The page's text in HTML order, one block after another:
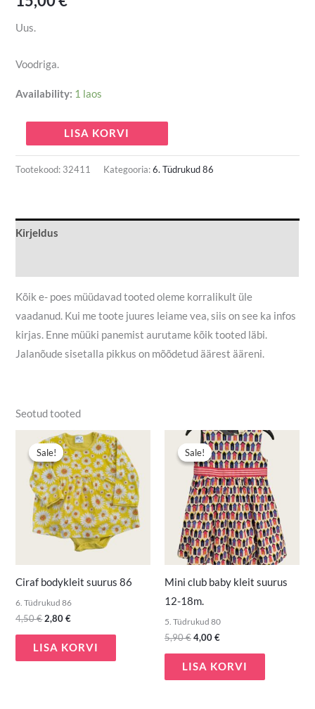
Uus.
Voodriga.
Availability: 1 laos
LISA KORVI
Tootekood: 32411 Kategooria:6. Tüdrukud 86
Kirjeldus
Kõik e- poes müüdavad tooted oleme korralikult üle
vaadanud. Kui me toote juures leiame vea, siis on see ka infos
kirjas. Enne müüki panemist aurutame kõik tooted läbi.
Jalanõude sisetalla pikkus on mõõdetud äärest ääreni.
Seotud tooted
Sale!
Sale!
Ciraf bodykleit suurus 86
6. Tüdrukud 86
4,50€
Algne
hind
oli:
4,50 €.
2,80€
Praegune
hind
on:
2,80 €.
LISA KORVI
Sale!
Sale!
Mini club baby kleit suurus
12-18m.
5. Tüdrukud 80
5,90€
Algne
hind
oli:
5,90 €.
4,00€
Praegune
hind
on:
4,00 €.
LISA KORVI